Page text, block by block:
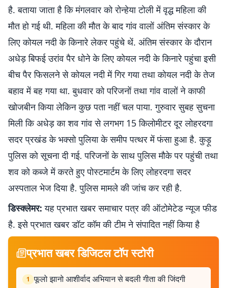
है. बताया जाता है कि मंगलवार को रोन्हेया टोली में वृद्ध महिला की
मौत हो गई थी. महिला की मौत के बाद गांव वालों अंतिम संस्कार के
लिए कोयल नदी के किनारे लेकर पहुंचे थें. अंतिम संस्कार के दौरान
अधेड़ बिफई उरांव पैर धोने के लिए कोयल नदी के किनारे पहुंचा इसी
बीच पैर फिसलने से कोयल नदी में गिर गया तथा कोयल नदी के तेज
बहाव में बह गया था. बुधवार को परिजनों तथा गांव वालों ने काफी
खोजबीन किया लेकिन कुछ पता नहीं चल पाया. गुरुवार सुबह सुचना
मिली कि अधेड़ का शव गांव से लगभग 15 किलोमीटर दूर लोहरदगा
सदर प्रखंड के भक्सो पुलिया के समीप पत्थर में फंसा हुआ है. कुड़ू
पुलिस को सूचना दी गई. परिजनों के साथ पुलिस मौके पर पहुंची तथा
शव को कब्जे में करते हुए पोस्टमार्टम के लिए लोहरदगा सदर
अस्पताल भेज दिया है. पुलिस मामले की जांच कर रही है.
डिस्क्लेमर: यह प्रभात खबर समाचार पत्र की ऑटोमेटेड न्यूज फीड
है. इसे प्रभात खबर डॉट कॉम की टीम ने संपादित नहीं किया है
प्रभात खबर डिजिटल टॉप स्टोरी
1 फूलो झानो आशीर्वाद अभियान से बदली गीता की जिंदगी